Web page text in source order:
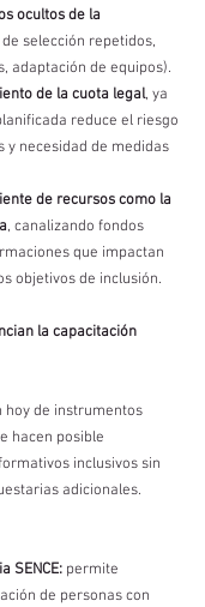
ocultos de la
selección repetidos,
adaptación de equipos).
de la cuota legal, ya
reduce el riesgo
y necesidad de medidas
de recursos como la
, canalizando fondos
que impactan
objetivos de inclusión.
la capacitación
hoy de instrumentos
hacen posible
inclusivos sin
adicionales.
SENCE: permite
de personas con